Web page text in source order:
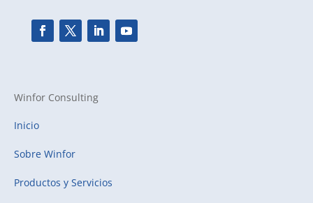
Winfor Consulting
Inicio
Sobre Winfor
Productos y Servicios